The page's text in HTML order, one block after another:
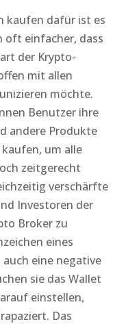
kaufen dafür ist es
oft einfacher, dass
der Krypto-
mit allen
möchte.
Benutzer ihre
andere Produkte
um alle
zeitgerecht
verschärfte
Investoren der
Broker zu
eines
eine negative
sie das Wallet
einstellen,
Das